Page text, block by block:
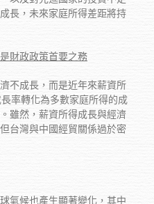
長，未來家庭所得差距將持
財政政策首要之務
成長，而是近年來薪資所
率轉化為多數家庭所得的成
雖然，薪資所得成長與經濟
台灣與中國經貿關係過於密
候也產生顯著變化，其中